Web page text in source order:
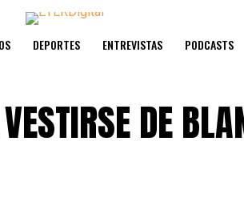
DEPORTES ENTREVISTAS PODCASTS
DE